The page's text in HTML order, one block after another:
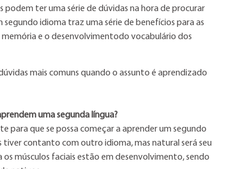
podem ter uma série de dúvidas na hora de procurar
segundo idioma traz uma série de benefícios para as
e o desenvolvimentodo vocabulário dos
mais comuns quando o assunto é aprendizado
uma segunda língua?
para que se possa começar a aprender um segundo
tiver contanto com outro idioma, mas natural será seu
músculos faciais estão em desenvolvimento, sendo